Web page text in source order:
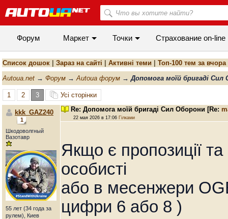
Форум Маркет Точки Cтрахование on-line
Список дошок Зараз на сайті Активні теми Топ-100 тем за вчора
Autoua.net → Форум →Autoua форум →Допомога моїй бригаді Сил
1 2 3 Усі сторінки
kkk_GAZ240
1
Шкодоволгный
Вазотавр
55 лет (34 года за
рулем), Киев
Re: Допомога моїй бригаді Сил Оборони [Re:
22 мая 2026 в 17:06 Гілками
Якщо є пропозиції
особисті
або в месенжери
цифри 6 або 8 )